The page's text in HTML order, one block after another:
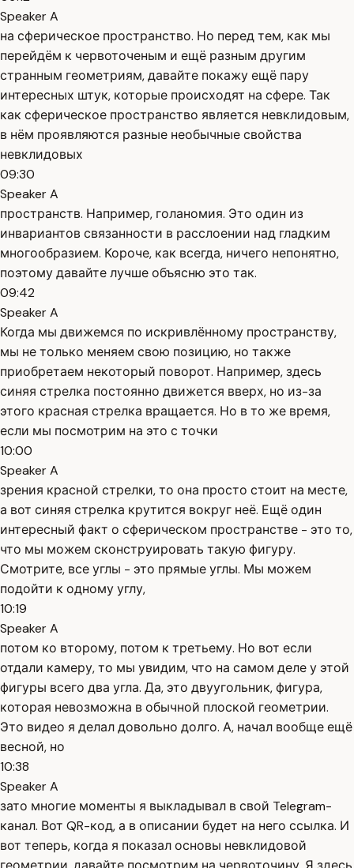
Speaker A
на сферическое пространство. Но перед тем, как мы
перейдём к червоточеным и ещё разным другим
странным геометриям, давайте покажу ещё пару
интересных штук, которые происходят на сфере. Так
как сферическое пространство является невклидовым,
в нём проявляются разные необычные свойства
невклидовых
09:30
Speaker A
пространств. Например, голаномия. Это один из
инвариантов связанности в расслоении над гладким
многообразием. Короче, как всегда, ничего непонятно,
поэтому давайте лучше объясню это так.
09:42
Speaker A
Когда мы движемся по искривлённому пространству,
мы не только меняем свою позицию, но также
приобретаем некоторый поворот. Например, здесь
синяя стрелка постоянно движется вверх, но из-за
этого красная стрелка вращается. Но в то же время,
если мы посмотрим на это с точки
10:00
Speaker A
зрения красной стрелки, то она просто стоит на месте,
а вот синяя стрелка крутится вокруг неё. Ещё один
интересный факт о сферическом пространстве - это то,
что мы можем сконструировать такую фигуру.
Смотрите, все углы - это прямые углы. Мы можем
подойти к одному углу,
10:19
Speaker A
потом ко второму, потом к третьему. Но вот если
отдали камеру, то мы увидим, что на самом деле у этой
фигуры всего два угла. Да, это двуугольник, фигура,
которая невозможна в обычной плоской геометрии.
Это видео я делал довольно долго. А, начал вообще ещё
весной, но
10:38
Speaker A
зато многие моменты я выкладывал в свой Telegram-
канал. Вот QR-код, а в описании будет на него ссылка. И
вот теперь, когда я показал основы невклидовой